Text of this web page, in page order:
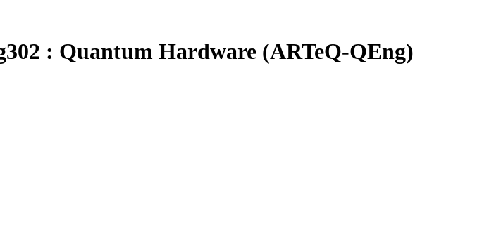
: Quantum Hardware (ARTeQ-QEng)